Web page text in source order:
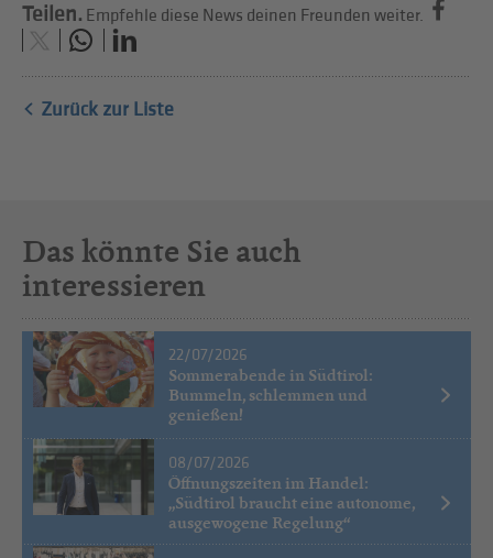
Teilen. Empfehle diese News deinen Freunden weiter.
Zurück zur Liste
Das könnte Sie auch
interessieren
22/07/2026
Sommerabende in Südtirol:
Bummeln, schlemmen und
genießen!
08/07/2026
Öffnungszeiten im Handel:
„Südtirol braucht eine autonome,
ausgewogene Regelung“